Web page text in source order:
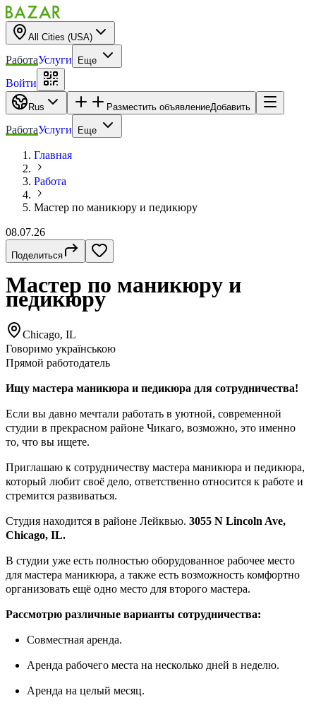
All Cities (USA)
РаботаУслуги Еще
Войти
Rus Разместить объявлениеДобавить
РаботаУслуги Еще
Главная
Работа
Мастер по маникюру и педикюру
08.07.26
Поделиться
Мастер по маникюру и
педикюру
Chicago, IL
Говоримо українською
Прямой работодатель
Ищу мастера маникюра и педикюра для сотрудничества!
Если вы давно мечтали работать в уютной, современной
студии в прекрасном районе Чикаго, возможно, это именно
то, что вы ищете.
Приглашаю к сотрудничеству мастера маникюра и педикюра,
который любит своё дело, ответственно относится к работе и
стремится развиваться.
Студия находится в районе Лейквью. 3055 N Lincoln Ave,
Chicago, IL.
В студии уже есть полностью оборудованное рабочее место
для мастера маникюра, а также есть возможность комфортно
организовать ещё одно место для второго мастера.
Рассмотрю различные варианты сотрудничества:
Совместная аренда.
Аренда рабочего места на несколько дней в неделю.
Аренда на целый месяц.